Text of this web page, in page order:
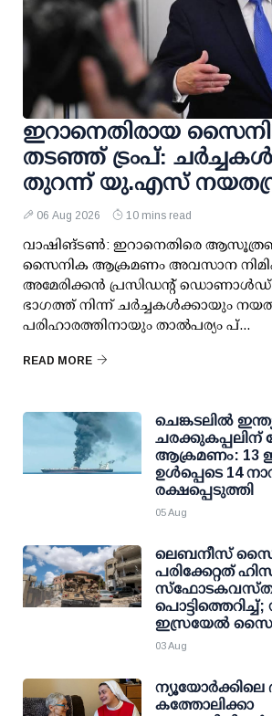
ഇറാനെതിരായ
തടഞ്ഞ് ട്രംപ്:
തുറന്ന് യു.എസ്
06 Aug 2026 10 mins read
വാഷിങ്ടണ്‍: ഇറാനെതിരെ
സൈനിക ആക്രമണം അവസാന
അമേരിക്കന്‍ പ്രസിഡന്റ് ഡൊണാള്‍ഡ്
ഭാഗത്ത് നിന്ന് ചര്‍ച്ചകള്‍ക്കായും
പരിഹാരത്തിനായും താല്‍പര്യം പ്...
READ MORE
ചെങ്കടലില്‍
ചരക്കുകപ്പലിന്
ആക്രമണം: 13
ഉള്‍പ്പെടെ 14
രക്ഷപ്പെടുത്തി
05 Aug
ലെബനീസ്
പരിക്കേറ്റത്
പൊട്ടിത്തെറിച്ച്;
ഇസ്രയേൽ
03 Aug
ന്യൂയോർക്കിലെ
കത്തോലിക്കാ